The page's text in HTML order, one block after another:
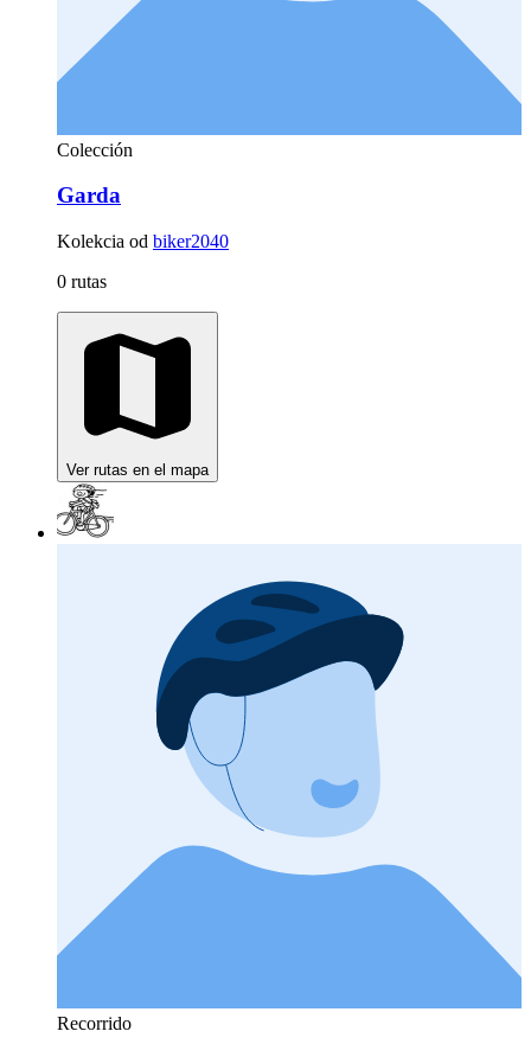
Colección
Garda
Kolekcia od biker2040
0 rutas
Ver rutas en el mapa
Recorrido